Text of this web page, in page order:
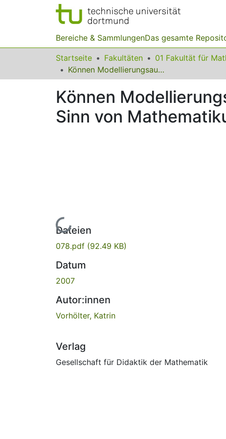
Bereiche & SammlungenDas gesamte
Startseite Fakultäten
Können Modellierungsaufgaben Lernende bei der Suche nach dem Sinn von Mathematikunterricht unterstützen?
Können
Sinn von
Lade...
Dateien
078.pdf (92.49 KB)
Datum
2007
Autor:innen
Vorhölter, Katrin
Verlag
Gesellschaft für Didaktik der Mathematik